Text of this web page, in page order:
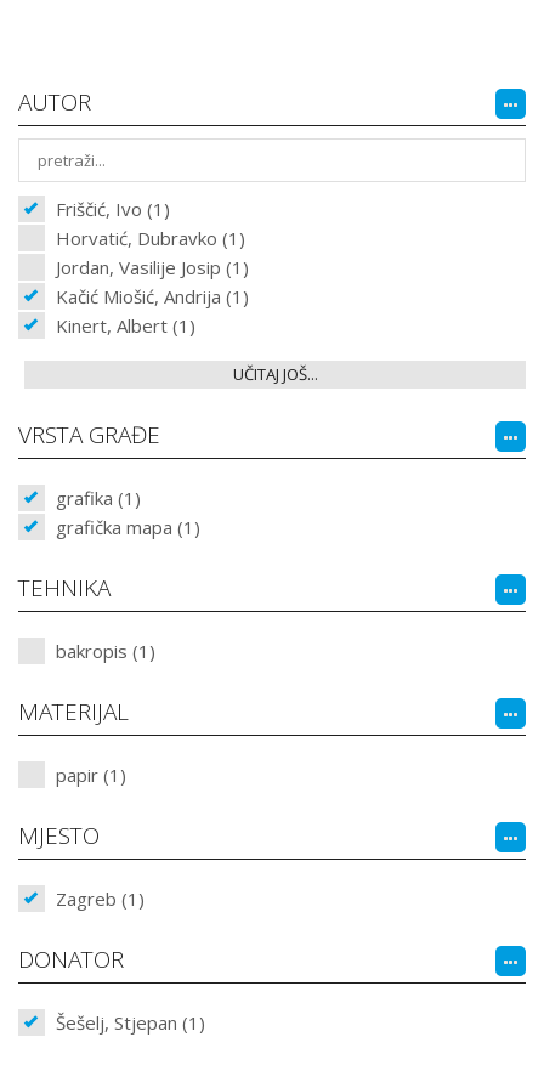
AUTOR
Friščić, Ivo (1)
Horvatić, Dubravko (1)
Jordan, Vasilije Josip (1)
Kačić Miošić, Andrija (1)
Kinert, Albert (1)
UČITAJ JOŠ...
VRSTA GRAĐE
grafika (1)
grafička mapa (1)
TEHNIKA
bakropis (1)
MATERIJAL
papir (1)
MJESTO
Zagreb (1)
DONATOR
Šešelj, Stjepan (1)